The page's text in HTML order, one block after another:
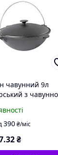
чавунний 9л
з
390₴/міс
.32₴